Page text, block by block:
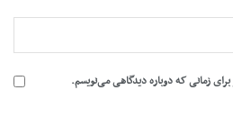
زمانی که دوباره دیدگاهی می‌نویسم.